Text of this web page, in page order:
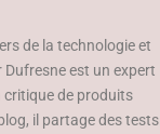
de la technologie et
est un expert
critique de produits
il partage des tests